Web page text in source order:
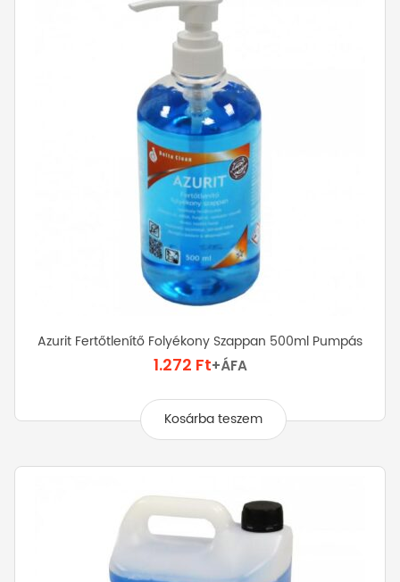
Azurit Fertőtlenítő Folyékony Szappan 500ml Pumpás
1.272 Ft+ÁFA
Kosárba teszem